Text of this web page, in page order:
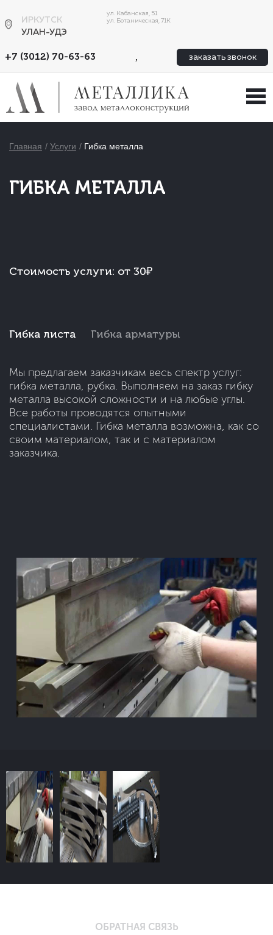
ИРКУТСК
УЛАН-УДЭ
ул. Кабанская, 51
ул. Ботаническая, 71К
+7 (3012) 70-63-63 , заказать звонок
Главная Услуги Гибка металла
ГИБКА МЕТАЛЛА
Стоимость услуги: от 30₽
Гибка листа Гибка арматуры
Мы предлагаем заказчикам весь спектр услуг:
гибка металла, рубка. Выполняем на заказ гибку
металла высокой сложности и на любые углы.
Все работы проводятся опытными
специалистами. Гибка металла возможна, как со
своим материалом, так и с материалом
заказчика.
ОБРАТНАЯ СВЯЗЬ